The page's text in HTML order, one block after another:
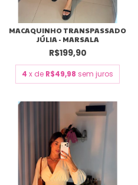
MACAQUINHO TRANSPASSADO
JÚLIA - MARSALA
R$199,90
4 x de R$49,98 sem juros